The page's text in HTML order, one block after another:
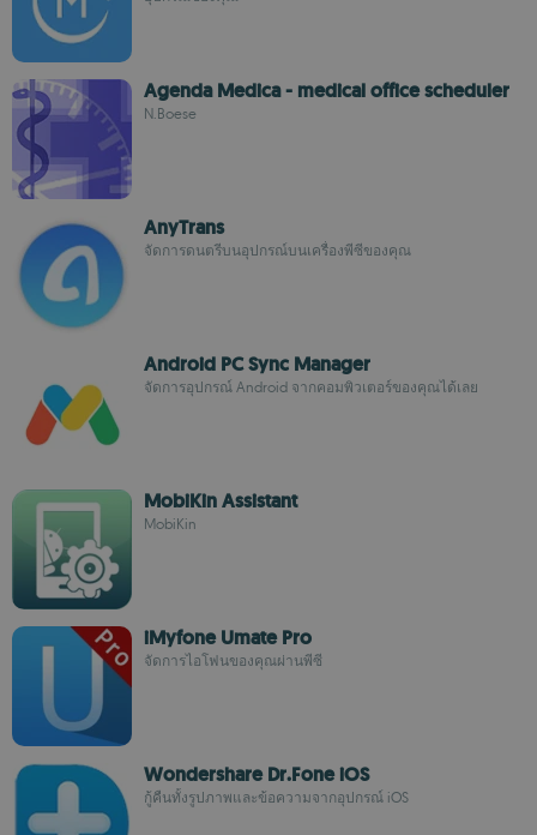
Agenda Medica - medical office scheduler
N.Boese
AnyTrans
จัดการดนตรีบนอุปกรณ์บนเครื่องพีซีของคุณ
Android PC Sync Manager
จัดการอุปกรณ์ Android จากคอมพิวเตอร์ของคุณได้เลย
MobiKin Assistant
MobiKin
iMyfone Umate Pro
จัดการไอโฟนของคุณผ่านพีซี
Wondershare Dr.Fone iOS
กู้คืนทั้งรูปภาพและข้อความจากอุปกรณ์ iOS